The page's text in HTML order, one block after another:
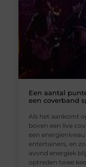
Een aantal
een coverband
Als het aankomt
boven een live
een
entertainers, en
avond energiek
optreden twee